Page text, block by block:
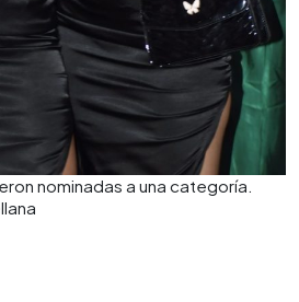
nominadas a una categoría.